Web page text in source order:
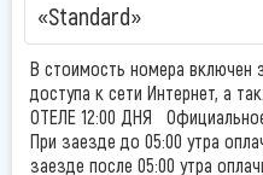
Бутик Отель «Voyage»
современных номеров. Все
требованиям Европейского
разработан лучшими
Архитектурное решение
«Standard»
В стоимость номера включен
доступа к сети Интернет, а
ОТЕЛЕ 12:00 ДНЯ
При заезде до 05:00 утра
заезде после 05:00 утра